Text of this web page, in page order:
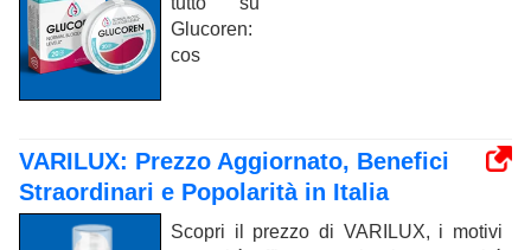
Glucoren:
cos
VARILUX: Prezzo Aggiornato, Benefici
Straordinari e Popolarità in Italia
Scopri il prezzo di VARILUX, i motivi